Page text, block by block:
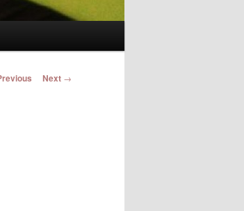
navigation
Next →